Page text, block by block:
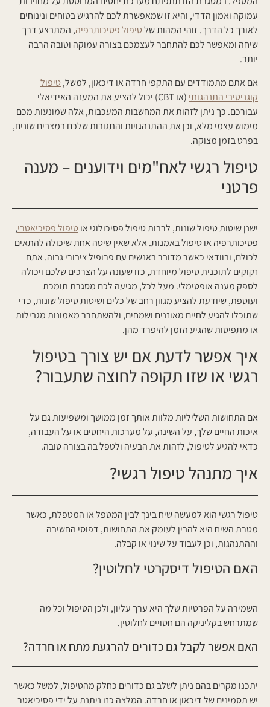
עמוקה ואמון הדדי, והיא זו שמאפשרת לכם להרגיש בטוחים ונינוחים
לאורך כל הדרך. זוהי המהות שלטיפול פסיכותרפיה, המתבצע דרך
שיחה ומאפשר לכם להתחבר לעצמכם בצורה עמוקה וטובה הרבה
יותר.
אם אתם מתמודדים עם התקפי חרדה או דיכאון, למשל, טיפול
קוגניטיבי התנהגותי
(או CBT) יכול להציע את המענה האידיאלי
עבורכם. כך ניתן לזהות את המחשבות המעכבות, אלה שמונעות מכם
מימוש עצמי מלא, וכן את ההתנהגויות והתגובות שלכם במצבים שונים,
בפרט בזמן מצוקה.
טיפול רגשי לאח"מים וידוענים – מענה
פרטני
ישנן שיטות טיפול שונות, לרבות טיפול פסיכולוגי או טיפול פסיכיאטרי,
פסיכותרפיה או טיפול באמנות. אלא שאין שיטה אחת שיכולה להתאים
לכולם, ובוודאי כאשר מדובר באנשים עם פרופיל ציבורי גבוה. אתם
זקוקים לתוכנית טיפול מיוחדת, כזו שעונה על הצרכים שלכם ויכולה
לספק מענה אופטימלי. מעל לכל, מגיעה לכם מסגרת תומכת
ועוטפת, שיודעת להציע מגוון רחב של כלים ושיטות טיפול שונות, כדי
שתוכלו להגיע לחיים מאוזנים ושמחים, ולהשתחרר מאמונות מגבילות
או מתפיסות שהגיע הזמן להיפרד מהן.
איך אפשר לדעת אם יש צורך בטיפול
רגשי או שזו תקופה לחוצה שתעבור?
אם התחושות השליליות מלוות אותך זמן ממושך ומשפיעות גם על
איכות החיים שלך, על השינה, על מערכות היחסים או על העבודה,
כדאי להגיע לטיפול, לזהות את הבעיה ולטפל בה בצורה טובה.
איך מתנהל טיפול רגשי?
טיפול רגשי הוא למעשה שיח בינך לבין המטפל או המטפלת, כאשר
מטרת השיח היא להבין לעומק את התחושות, דפוסי החשיבה
וההתנהגות, וכן לעבוד על שינוי או קבלה.
האם הטיפול דיסקרטי לחלוטין?
השמירה על הפרטיות שלך היא ערך עליון, ולכן הטיפול וכל מה
שמתרחש בקליניקה הם חסויים לחלוטין.
האם אפשר לקבל גם כדורים להרגעת מתח או חרדה?
יתכנו מקרים בהם ניתן לשלב גם כדורים כחלק מהטיפול, למשל כאשר
יש תסמינים של דיכאון או חרדה. המלצה כזו ניתנת על ידי פסיכיאטר